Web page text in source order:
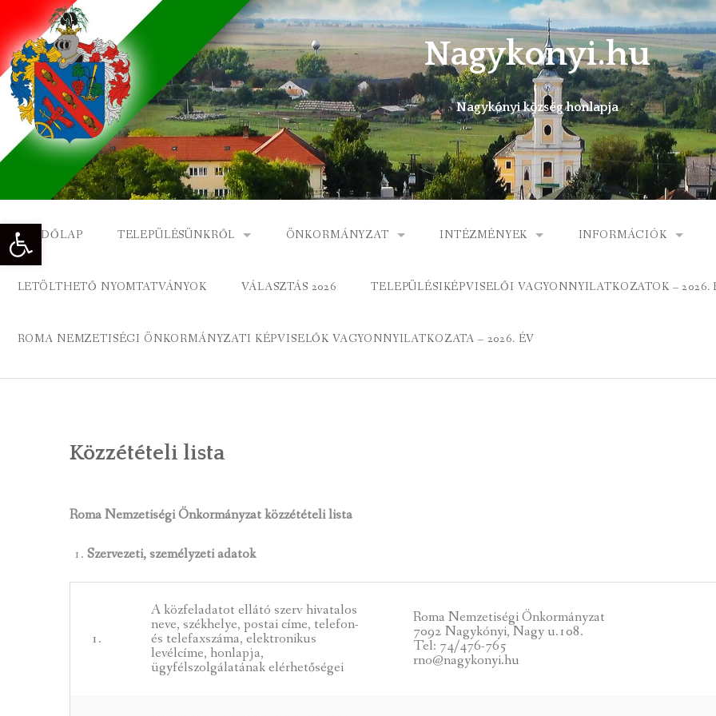
Eszköztár megnyitása
content
Nagykonyi.hu
Nagykónyi község honlapja
KEZDŐLAP TELEPÜLÉSÜNKRŐL
NAGYKÓNYI TÖRTÉNETE
ÖNKORMÁNYZAT
NAGYKÓNYI KÖZSÉG ÖNKORMÁNYZATA
FALUGONDNOKI SZOLGÁLAT
TEMETŐGONDNOKI SZOLGÁLAT
KÖZFOGLALKOZTATÁSOK
INTÉZMÉNYEK
MŰVELŐDÉSI HÁZ
INFORMÁCIÓK
E-ÜGYINTÉZÉS
LETÖLTHETŐ NYOMTATVÁNYOK VÁLASZTÁS 2026 TELEPÜLÉSIKÉPVISELŐI VAGYONNYILATKOZATOK – 2026.
ROMA NEMZETISÉGI ÖNKORMÁNYZATI KÉPVISELŐK VAGYONNYILATKOZATA – 2026. ÉV
Közzétételi lista
Roma Nemzetiségi Önkormányzat közzétételi lista
Szervezeti, személyzeti adatok
1.
A közfeladatot ellátó szerv hivatalos
neve, székhelye, postai címe, telefon-
és telefaxszáma, elektronikus
levélcíme, honlapja,
ügyfélszolgálatának elérhetőségei
Roma Nemzetiségi Önkormányzat
7092 Nagykónyi, Nagy u.108.
Tel: 74/476-765
rno@nagykonyi.hu